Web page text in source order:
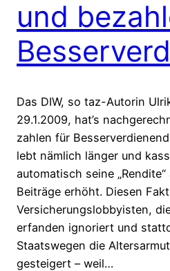
und
Das DIW, so taz-Autorin
29.1.2009, hat’s
zahlen für
lebt nämlich länger und
automatisch seine
Beiträge erhöht. Diesen
Versicherungslobbyisten,
erfanden ignoriert und
Staatswegen die
gesteigert – weil…